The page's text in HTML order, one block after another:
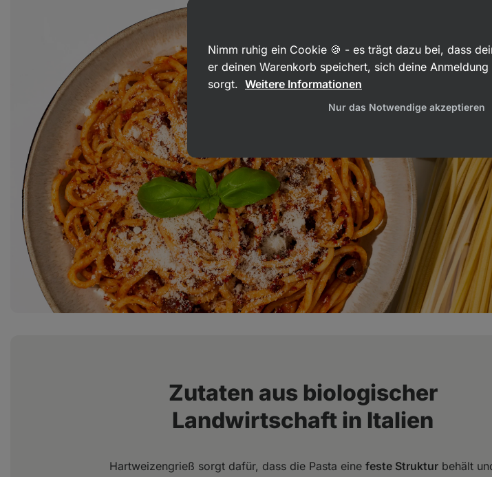
Zutaten aus biologischer
Landwirtschaft in Italien
Hartweizengrieß sorgt dafür, dass die Pasta eine feste Struktur behält
Nimm ruhig ein Cookie 🍪 - es trägt dazu bei, dass
er deinen Warenkorb speichert, sich deine
sorgt. Weitere Informationen
Nur das Notwendige akzeptieren